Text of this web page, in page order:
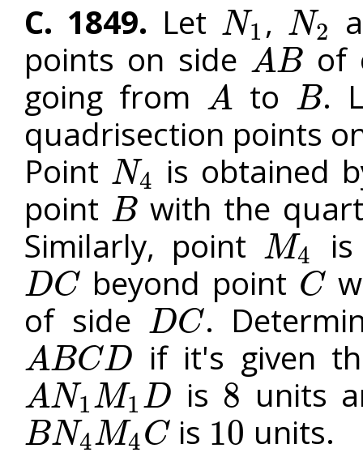
C. 1849. Let N1
N 1 , N2
N 2
points on side AB
AB
of
going from A
A to B
B
.
quadrisection points
Point N4
N 4
is obtained
point B
B
with the
Similarly, point M4
M4
DC
DC beyond point C
C
of side DC
DC .
ABCD
ABCD if it's given
AN1M1D
AN1M1 D is 8
8 units
BN4M4C
BN4M4 C is 10
10
units.